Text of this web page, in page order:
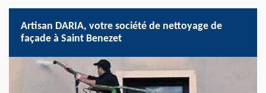
Artisan DARIA, votre société de nettoyage de
façade à Saint Benezet